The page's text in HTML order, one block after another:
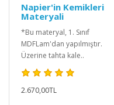
Napier'in Kemikleri
Materyali
*Bu materyal, 1. Sınıf
MDFLam'dan yapılmıştır.
Üzerine tahta kale..
2.670,00TL